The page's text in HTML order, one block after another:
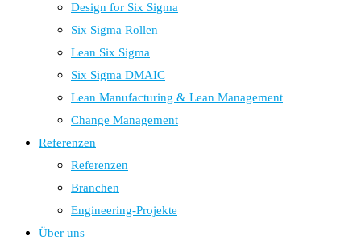
Design for Six Sigma
Six Sigma Rollen
Lean Six Sigma
Six Sigma DMAIC
Lean Manufacturing & Lean Management
Change Management
Referenzen
Referenzen
Branchen
Engineering-Projekte
Über uns